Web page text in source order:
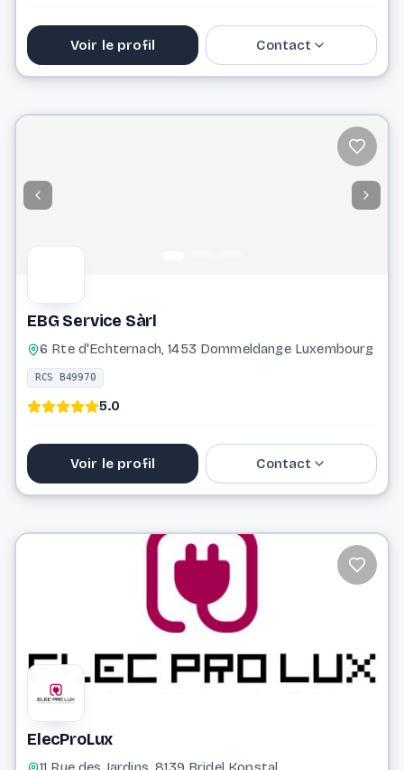
Voir le profil Contact
EBG Service Sàrl
6 Rte d'Echternach, 1453 Dommeldange Luxembourg
RCS B49970
5.0
Voir le profil Contact
ElecProLux